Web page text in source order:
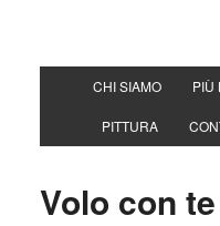
CHI SIAMO PIÙ
PITTURA
Volo con te